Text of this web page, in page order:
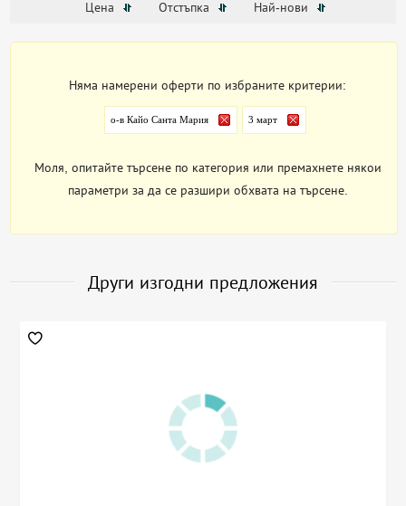
Цена Отстъпка Най-нови
Няма намерени оферти по избраните критерии:
о-в Кайо Санта Мария 3 март
Моля, опитайте търсене по категория или премахнете някои
параметри за да се разшири обхвата на търсене.
Други изгодни предложения